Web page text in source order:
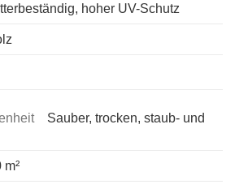
hoher UV-Schutz
Sauber, trocken, staub- und
m²